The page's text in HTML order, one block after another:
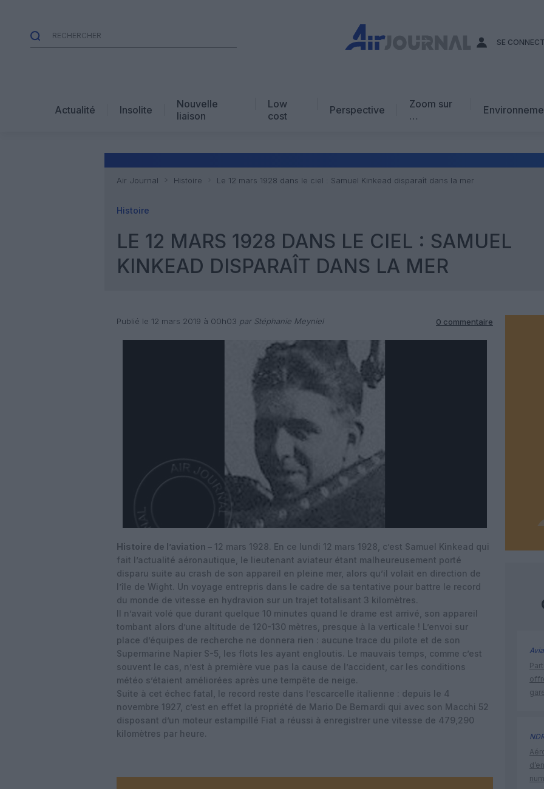
SE
Actualité Insolite
Nouvelle
liaison
Low
cost
Perspective
Zoom sur
…
Avis d’expert
Air Journal Histoire Le 12 mars 1928 dans le ciel : Samuel Kinkead disparaît dans la mer
Histoire
LE 12 MARS 1928 DANS LE CIEL : SAMUEL
KINKEAD DISPARAÎT DANS LA MER
Publié le 12 mars 2019 à 00h03 par Stéphanie Meyniel 0 commentaire
Histoire de l’aviation – 12 mars 1928. En ce lundi 12 mars 1928, c’est Samuel Kinkead qui
fait l’actualité aéronautique, le lieutenant aviateur étant malheureusement porté
disparu suite au crash de son appareil en pleine mer, alors qu’il volait en direction de
l’île de Wight. Un voyage entrepris dans le cadre de sa tentative pour battre le record
du monde de vitesse en hydravion sur un trajet totalisant 3 kilomètres.
Il n’avait volé que durant quelque 10 minutes quand le drame est arrivé, son appareil
tombant alors d’une altitude de 120-130 mètres, presque à la verticale ! L’envoi sur
place d’équipes de recherche ne donnera rien : aucune trace du pilote et de son
Supermarine Napier S-5, les flots les ayant engloutis. Le mauvais temps, comme c’est
souvent le cas, n’est à première vue pas la cause de l’accident, car les conditions
météo s’étaient améliorées après une tempête de neige.
Suite à cet échec fatal, le record reste dans l’escarcelle italienne : depuis le 4
novembre 1927, c’est en effet la propriété de Mario De Bernardi qui avec son Macchi 52
disposant d’un moteur estampillé Fiat a réussi à enregistrer une vitesse de 479,290
kilomètres par heure.